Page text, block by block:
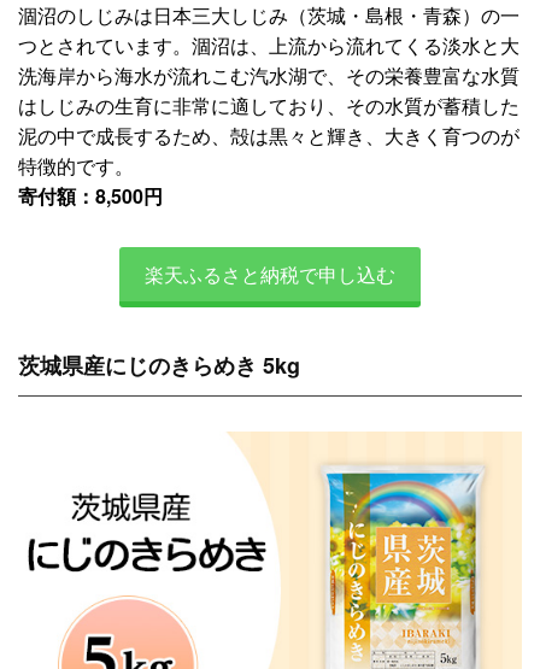
涸沼のしじみは日本三大しじみ（茨城・島根・青森）の一
つとされています。涸沼は、上流から流れてくる淡水と大
洗海岸から海水が流れこむ汽水湖で、その栄養豊富な水質
はしじみの生育に非常に適しており、その水質が蓄積した
泥の中で成長するため、殻は黒々と輝き、大きく育つのが
特徴的です。
寄付額：8,500円
楽天ふるさと納税で申し込む
茨城県産にじのきらめき 5kg